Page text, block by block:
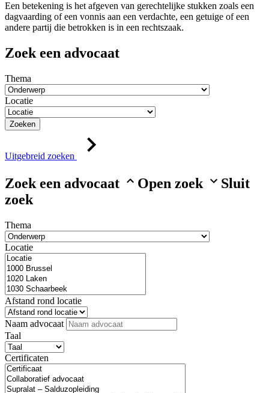
Een betekening is het afgeven van gerechtelijke stukken zoals een
dagvaarding of een vonnis aan een verdachte, een getuige of een
andere partij die betrokken is in een rechtszaak.
Zoek een advocaat
Thema
Locatie
Zoeken
Uitgebreid zoeken
Zoek een advocaat Open zoek
Sluit
zoek
Thema
Locatie
Afstand rond locatie
Naam advocaat
Taal
Certificaten